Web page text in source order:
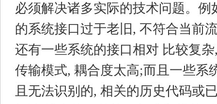
必须解决诸多实际的技术问题。例
的系统接口过于老旧, 不符合当前
还有一些系统的接口相对 比较复
传输模式, 耦合度太高;而且一些系
且无法识别的, 相关的历史代码或